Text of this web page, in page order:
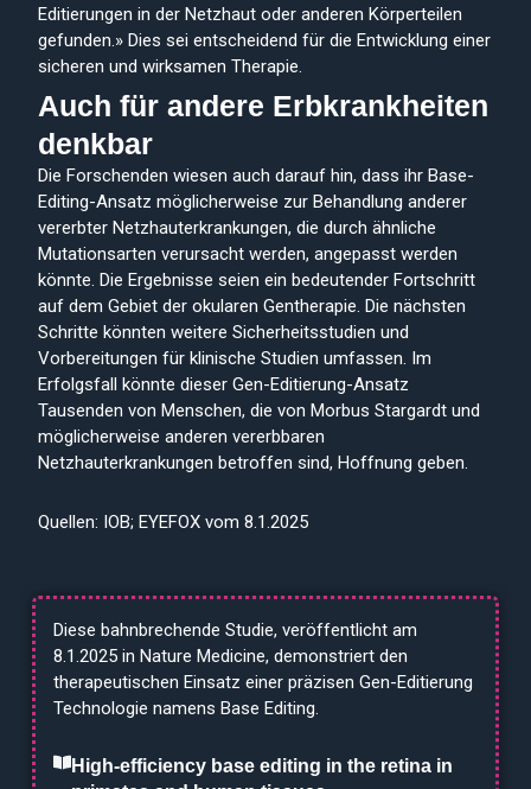
Editierungen in der Netzhaut oder anderen Körperteilen
gefunden.» Dies sei entscheidend für die Entwicklung einer
sicheren und wirksamen Therapie.
Auch für andere Erbkrankheiten
denkbar
Die Forschenden wiesen auch darauf hin, dass ihr Base-
Editing-Ansatz möglicherweise zur Behandlung anderer
vererbter Netzhauterkrankungen, die durch ähnliche
Mutationsarten verursacht werden, angepasst werden
könnte. Die Ergebnisse seien ein bedeutender Fortschritt
auf dem Gebiet der okularen Gentherapie. Die nächsten
Schritte könnten weitere Sicherheitsstudien und
Vorbereitungen für klinische Studien umfassen. Im
Erfolgsfall könnte dieser Gen-Editierung-Ansatz
Tausenden von Menschen, die von Morbus Stargardt und
möglicherweise anderen vererbbaren
Netzhauterkrankungen betroffen sind, Hoffnung geben.
Quellen: IOB; EYEFOX vom 8.1.2025
Diese bahnbrechende Studie, veröffentlicht am
8.1.2025 in Nature Medicine, demonstriert den
therapeutischen Einsatz einer präzisen Gen-Editierung
Technologie namens Base Editing.
High-efficiency base editing in the retina in